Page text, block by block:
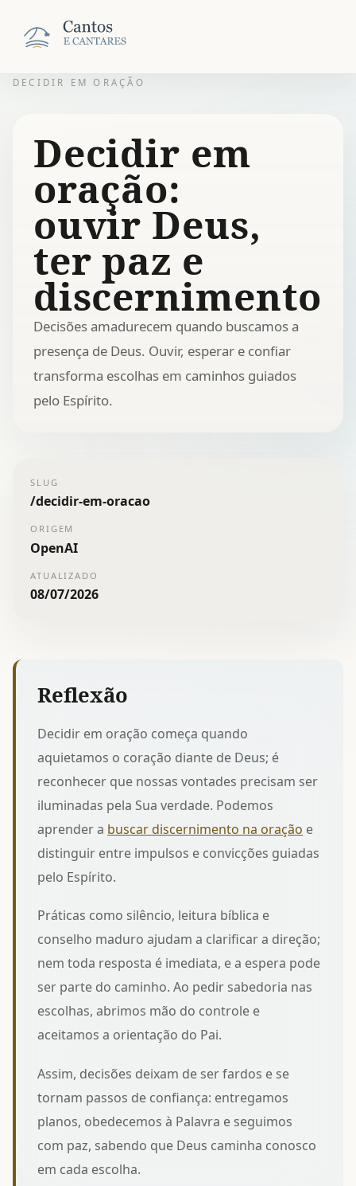
DECIDIR EM ORAÇÃO
Decidir em
oração:
ouvir Deus,
ter paz e
discernimento
Decisões amadurecem quando buscamos a
presença de Deus. Ouvir, esperar e confiar
transforma escolhas em caminhos guiados
pelo Espírito.
SLUG
/decidir-em-oracao
ORIGEM
OpenAI
ATUALIZADO
08/07/2026
Reflexão
Decidir em oração começa quando
aquietamos o coração diante de Deus; é
reconhecer que nossas vontades precisam ser
iluminadas pela Sua verdade. Podemos
aprender a buscar discernimento na oração e
distinguir entre impulsos e convicções guiadas
pelo Espírito.
Práticas como silêncio, leitura bíblica e
conselho maduro ajudam a clarificar a direção;
nem toda resposta é imediata, e a espera pode
ser parte do caminho. Ao pedir sabedoria nas
escolhas, abrimos mão do controle e
aceitamos a orientação do Pai.
Assim, decisões deixam de ser fardos e se
tornam passos de confiança: entregamos
planos, obedecemos à Palavra e seguimos
com paz, sabendo que Deus caminha conosco
em cada escolha.